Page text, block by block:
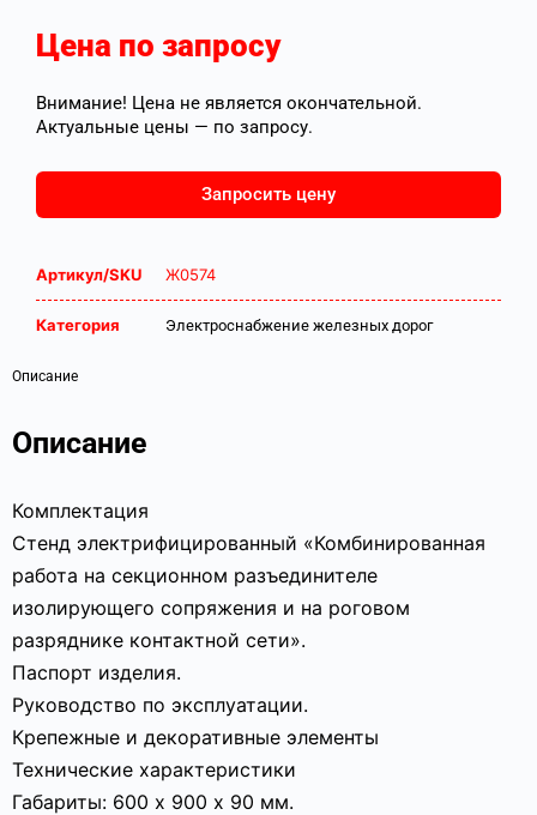
Цена по запросу
Внимание! Цена не является окончательной.
Актуальные цены — по запросу.
Запросить цену
Артикул/SKU Ж0574
Категория Электроснабжение железных дорог
Описание
Описание
Комплектация
Стенд электрифицированный «Комбинированная
работа на секционном разъединителе
изолирующего сопряжения и на роговом
разряднике контактной сети».
Паспорт изделия.
Руководство по эксплуатации.
Крепежные и декоративные элементы
Технические характеристики
Габариты: 600 х 900 х 90 мм.